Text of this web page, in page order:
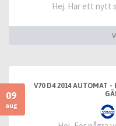
Hej. Har ett nytt
09
aug
V70 D4 2014 AUTOMAT -